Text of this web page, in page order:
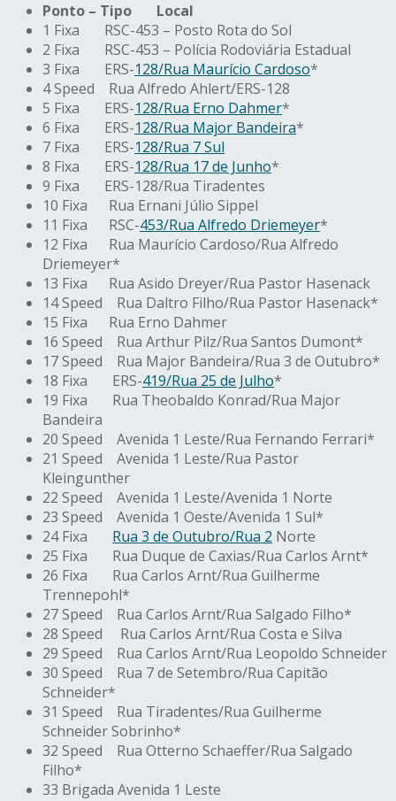
Ponto – Tipo
Local
1 Fixa RSC-453 – Posto Rota do Sol
2 Fixa RSC-453 – Polícia Rodoviária Estadual
3 Fixa ERS-128/Rua Maurício Cardoso*
4 Speed Rua Alfredo Ahlert/ERS-128
5 Fixa ERS-128/Rua Erno Dahmer*
6 Fixa ERS-128/Rua Major Bandeira*
7 Fixa ERS-128/Rua 7 Sul
8 Fixa ERS-128/Rua 17 de Junho*
9 Fixa ERS-128/Rua Tiradentes
10 Fixa Rua Ernani Júlio Sippel
11 Fixa RSC-453/Rua Alfredo Driemeyer*
12 Fixa Rua Maurício Cardoso/Rua Alfredo
Driemeyer*
13 Fixa Rua Asido Dreyer/Rua Pastor Hasenack
14 Speed Rua Daltro Filho/Rua Pastor Hasenack*
15 Fixa Rua Erno Dahmer
16 Speed Rua Arthur Pilz/Rua Santos Dumont*
17 Speed Rua Major Bandeira/Rua 3 de Outubro*
18 Fixa ERS-419/Rua 25 de Julho*
19 Fixa Rua Theobaldo Konrad/Rua Major
Bandeira
20 Speed Avenida 1 Leste/Rua Fernando Ferrari*
21 Speed Avenida 1 Leste/Rua Pastor
Kleingunther
22 Speed Avenida 1 Leste/Avenida 1 Norte
23 Speed Avenida 1 Oeste/Avenida 1 Sul*
24 Fixa Rua 3 de Outubro/Rua 2 Norte
25 Fixa Rua Duque de Caxias/Rua Carlos Arnt*
26 Fixa Rua Carlos Arnt/Rua Guilherme
Trennepohl*
27 Speed Rua Carlos Arnt/Rua Salgado Filho*
28 Speed Rua Carlos Arnt/Rua Costa e Silva
29 Speed Rua Carlos Arnt/Rua Leopoldo Schneider
30 Speed Rua 7 de Setembro/Rua Capitão
Schneider*
31 Speed Rua Tiradentes/Rua Guilherme
Schneider Sobrinho*
32 Speed Rua Otterno Schaeffer/Rua Salgado
Filho*
33 Brigada Avenida 1 Leste